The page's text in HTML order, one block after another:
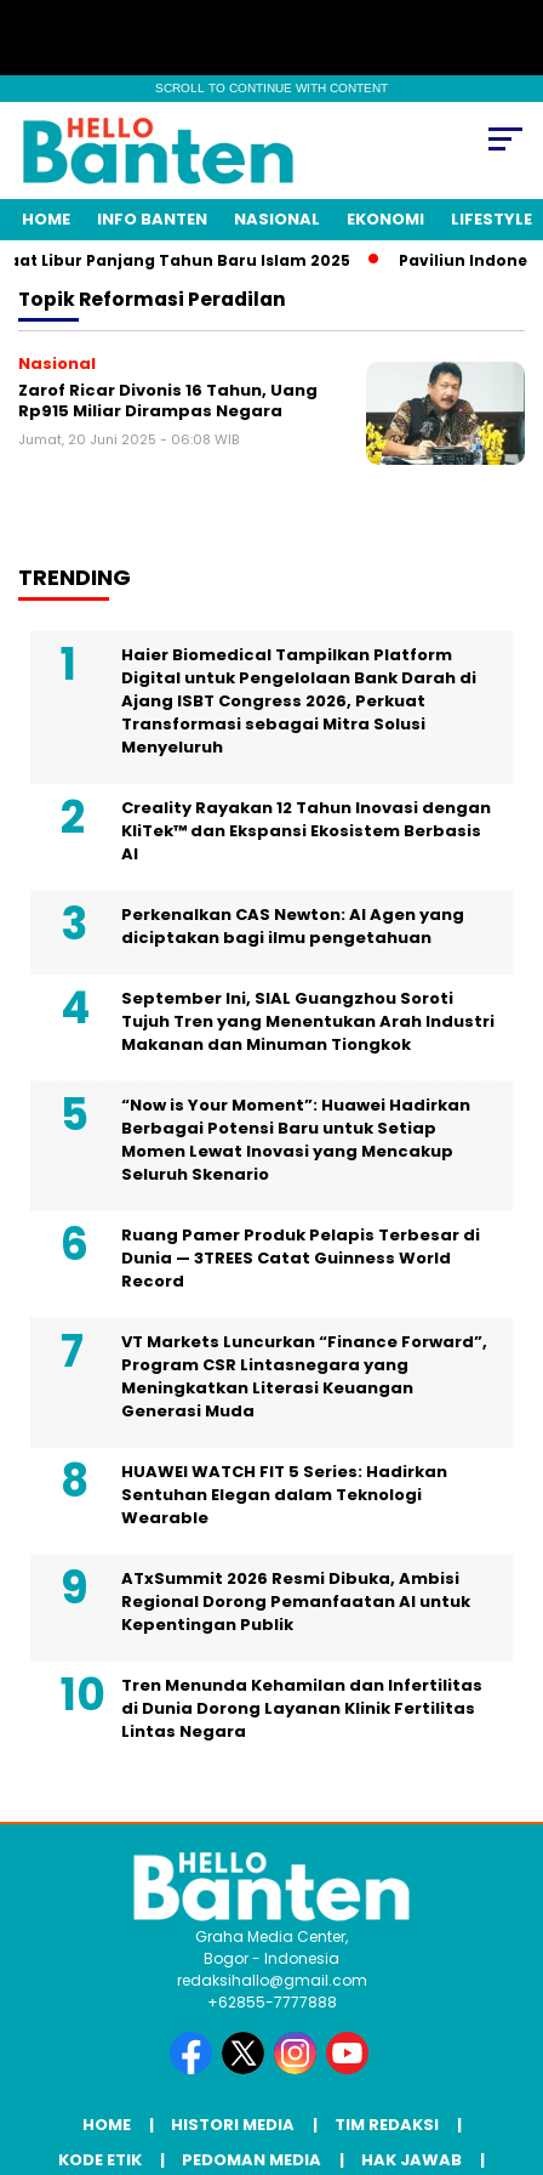
SCROLL TO CONTINUE WITH CONTENT
HOME INFO BANTEN NASIONAL EKONOMI LIFESTYLE
Libur Panjang Tahun Baru Islam 2025 Paviliun
TopikReformasi Peradilan
Nasional
Zarof Ricar Divonis 16 Tahun, Uang
Rp915 Miliar Dirampas Negara
Jumat, 20 Juni 2025 - 06:08 WIB
TRENDING
Haier Biomedical Tampilkan Platform
Digital untuk Pengelolaan Bank Darah di
Ajang ISBT Congress 2026, Perkuat
Transformasi sebagai Mitra Solusi
Menyeluruh
Creality Rayakan 12 Tahun Inovasi dengan
KliTek™ dan Ekspansi Ekosistem Berbasis
AI
Perkenalkan CAS Newton: AI Agen yang
diciptakan bagi ilmu pengetahuan
September Ini, SIAL Guangzhou Soroti
Tujuh Tren yang Menentukan Arah Industri
Makanan dan Minuman Tiongkok
“Now is Your Moment”: Huawei Hadirkan
Berbagai Potensi Baru untuk Setiap
Momen Lewat Inovasi yang Mencakup
Seluruh Skenario
Ruang Pamer Produk Pelapis Terbesar di
Dunia — 3TREES Catat Guinness World
Record
VT Markets Luncurkan “Finance Forward”,
Program CSR Lintasnegara yang
Meningkatkan Literasi Keuangan
Generasi Muda
HUAWEI WATCH FIT 5 Series: Hadirkan
Sentuhan Elegan dalam Teknologi
Wearable
ATxSummit 2026 Resmi Dibuka, Ambisi
Regional Dorong Pemanfaatan AI untuk
Kepentingan Publik
Tren Menunda Kehamilan dan Infertilitas
di Dunia Dorong Layanan Klinik Fertilitas
Lintas Negara
Graha Media Center,
Bogor - Indonesia
redaksihallo@gmail.com
+62855-7777888
HOME HISTORI MEDIA
TIM REDAKSI
KODE ETIK
PEDOMAN MEDIA HAK JAWAB